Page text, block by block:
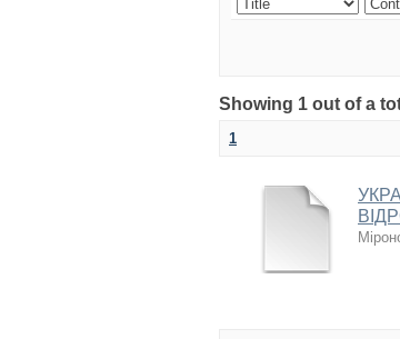
Showing 1 out of a
1